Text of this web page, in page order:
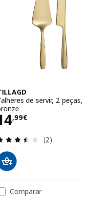
de servir, 2 peças,
,99€ 14,99€
Avaliação:
(2)
Comparar